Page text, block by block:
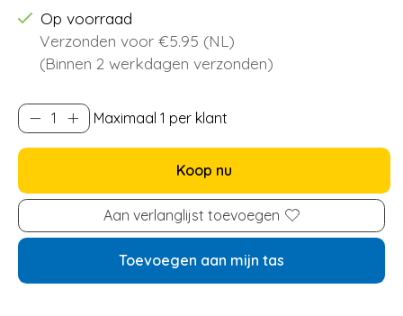
Op voorraad
Verzonden voor €5.95 (NL)
(Binnen 2 werkdagen verzonden)
Maximaal 1 per klant
Koop nu
Aan verlanglijst toevoegen
Toevoegen aan mijn tas